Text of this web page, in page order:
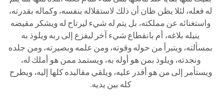
له فعله، لئلا يظن ظان أن ذلك لاستقلاله بنفسه، وكماله بقدرته،
واستغنائه عن مملكته، بل يتم له شيء ليرتاح له ويشكر مقيضه
ينيله بلاغه، أم بانقطاع شيء آخر ليفزع إلى ربه ويلوذ به
بمسألته، ويتبرأ من حوله وقوته، ومن علمه وبصيرته، ومن جلده
ونجدته، ويلوذ بمن هو أوله به، ويستمد ممن هو أملك له،
ويستأمر إلى من هو أقدر عليه، ويلقي مقاليده كلها إليه، ويطرح
كله بين يديه.